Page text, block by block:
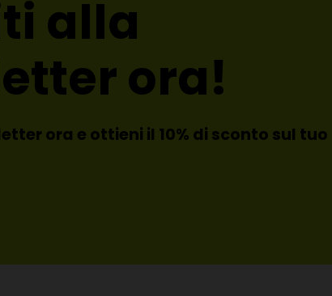
alla
ora!
ora e ottieni il 10% di sconto sul tuo